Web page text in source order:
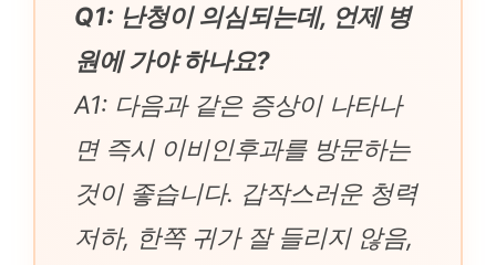
Q1: 난청이 의심되는데, 언제 병
원에 가야 하나요?
A1: 다음과 같은 증상이 나타나
면 즉시 이비인후과를 방문하는
것이 좋습니다. 갑작스러운 청력
저하, 한쪽 귀가 잘 들리지 않음,